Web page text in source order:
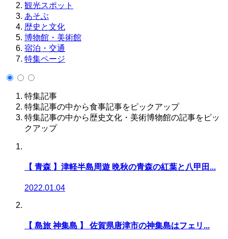
観光スポット
あそぶ
歴史と文化
博物館・美術館
宿泊・交通
特集ページ
特集記事
特集記事の中から食事記事をピックアップ
特集記事の中から歴史文化・美術博物館の記事をピッ
クアップ
【 青森 】津軽半島周遊 晩秋の青森の紅葉と八甲田...
2022.01.04
【 島旅 神集島 】 佐賀県唐津市の神集島はフェリ...